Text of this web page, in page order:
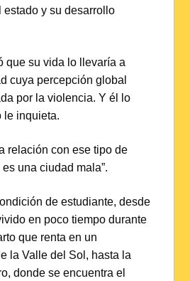
estado y su desarrollo
que su vida lo llevaría a
cuya percepción global
por la violencia. Y él lo
le inquieta.
relación con ese tipo de
una ciudad mala”.
de estudiante, desde
en poco tiempo durante
que renta en un
la Valle del Sol, hasta la
donde se encuentra el